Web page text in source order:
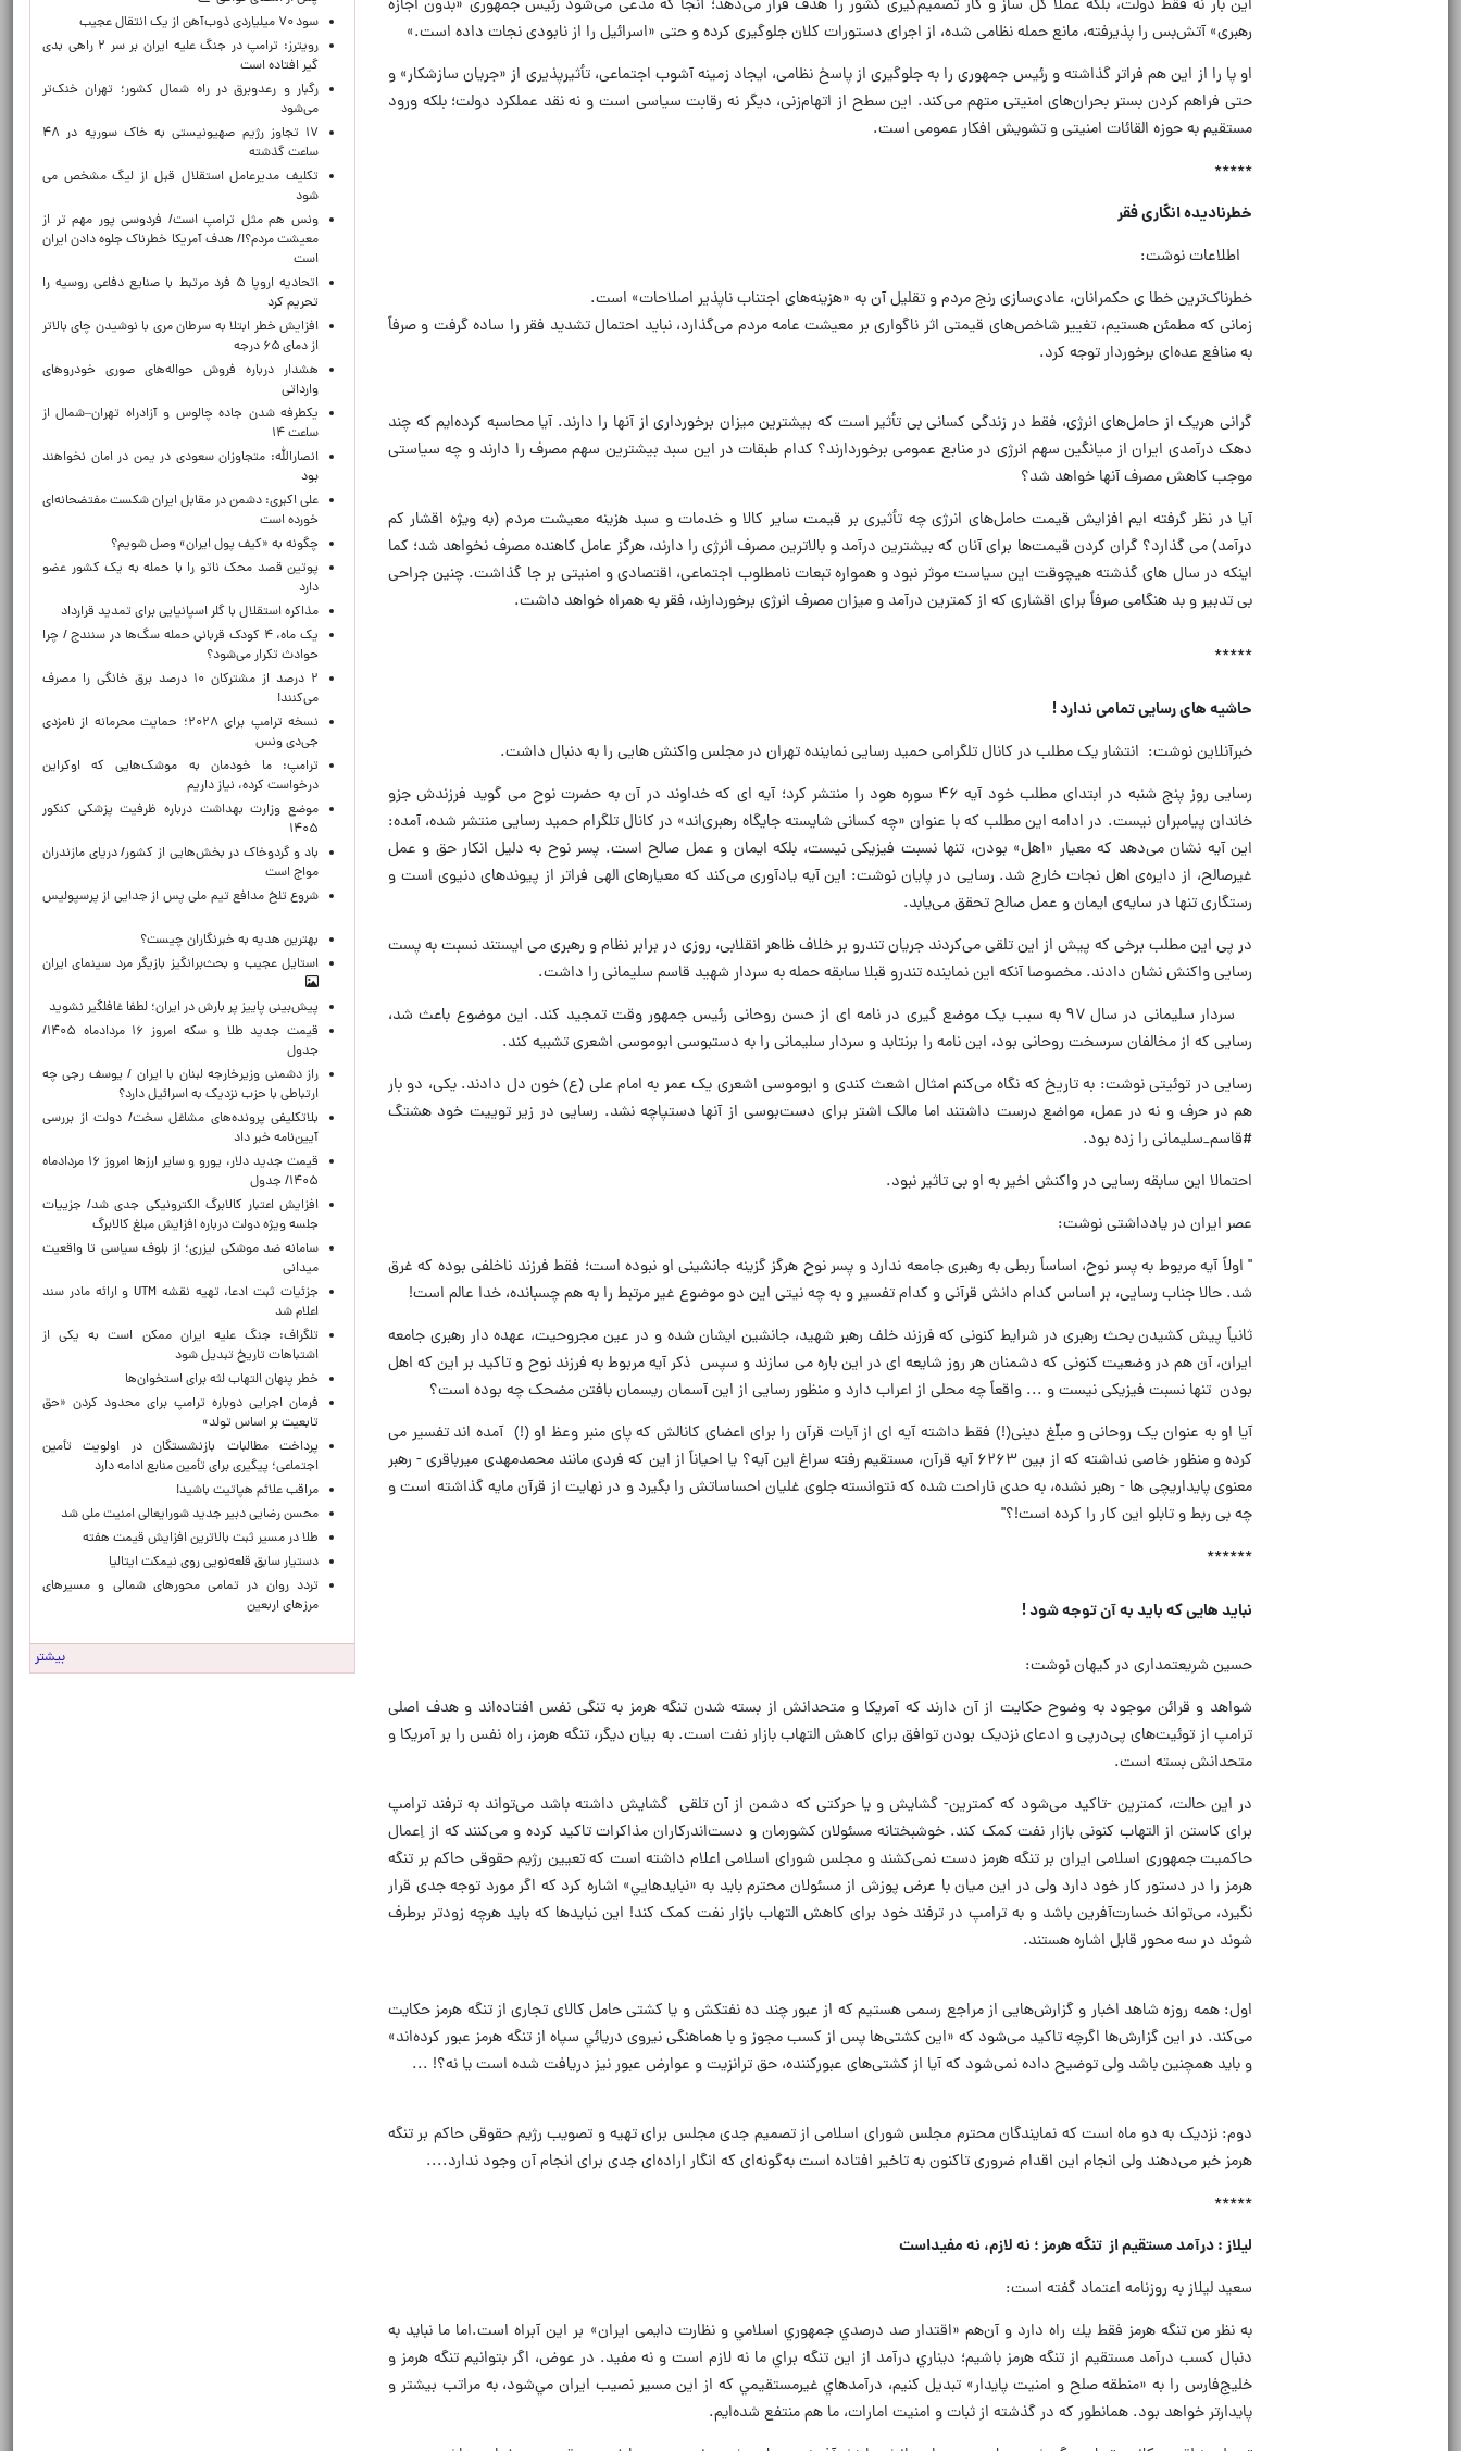
این بار نه فقط دولت، بلکه عملاً کل ساز و کار تصمیم‌گیری کشور را هدف قرار می‌دهد؛ آنجا که مدعی می‌شود رئیس جمهوری «بدون اجازه
رهبری» آتش‌بس را پذیرفته، مانع حمله نظامی شده، از اجرای دستورات کلان جلوگیری کرده و حتی «اسرائیل را از نابودی نجات داده است.»
او پا را از این هم فراتر گذاشته و رئیس جمهوری را به جلوگیری از پاسخ نظامی، ایجاد زمینه آشوب اجتماعی، تأثیرپذیری از «جریان سازشکار» و
حتی فراهم کردن بستر بحران‌های امنیتی متهم می‌کند. این سطح از اتهام‌زنی، دیگر نه رقابت سیاسی است و نه نقد عملکرد دولت؛ بلکه ورود
مستقیم به حوزه القائات امنیتی و تشویش افکار عمومی است.
*****
خطرنادیده انگاری فقر
اطلاعات نوشت:
خطرناک‌ترین خطا ی حکمرانان، عادی‌سازی رنج مردم و تقلیل آن به «هزینه‌های اجتناب ‌ناپذیر اصلاحات» است.
زمانی که مطمئن هستیم، تغییر شاخص‌های قیمتی اثر ناگواری بر معیشت عامه مردم می‌گذارد، نباید احتمال تشدید فقر را ساده گرفت و صرفاً
به منافع عده‌ای برخوردار توجه کرد.
گرانی هریک از حامل‌های انرژی، فقط در زندگی کسانی بی تأثیر است که بیشترین میزان برخورداری از آنها را دارند. آیا محاسبه کرده‌ایم که چند
دهک درآمدی ایران از میانگین سهم انرژی در منابع عمومی برخوردارند؟ کدام طبقات در این سبد بیشترین سهم مصرف را دارند و چه سیاستی
موجب کاهش مصرف آنها خواهد شد؟
آیا در نظر گرفته ایم افزایش قیمت حامل‌های انرژی چه تأثیری بر قیمت سایر کالا و خدمات و سبد هزینه معیشت مردم (به ویژه اقشار کم
درآمد) می گذارد؟ گران کردن قیمت‌ها برای آنان که بیشترین درآمد و بالاترین مصرف انرژی را دارند، هرگز عامل کاهنده مصرف نخواهد شد؛ کما
اینکه در سال های گذشته هیچوقت این سیاست موثر نبود و همواره تبعات نامطلوب اجتماعی، اقتصادی و امنیتی بر جا گذاشت. چنین جراحی
بی تدبیر و بد هنگامی صرفاً برای اقشاری که از کمترین درآمد و میزان مصرف انرژی برخوردارند، فقر به همراه خواهد داشت.
*****
حاشیه های رسایی تمامی ندارد !
خبرآنلاین نوشت: انتشار یک مطلب در کانال تلگرامی حمید رسایی نماینده تهران در مجلس واکنش هایی را به دنبال داشت.
رسایی روز پنج شنبه در ابتدای مطلب خود آیه ۴۶ سوره هود را منتشر کرد؛ آیه ای که خداوند در آن به حضرت نوح می گوید فرزندش جزو
خاندان پیامبران نیست. در ادامه این مطلب که با عنوان «چه کسانی شایسته جایگاه رهبری‌اند» در کانال تلگرام حمید رسایی منتشر شده، آمده:
این آیه نشان می‌دهد که معیار «اهل» بودن، تنها نسبت فیزیکی نیست، بلکه ایمان و عمل صالح است. پسر نوح به دلیل انکار حق و عمل
غیرصالح، از دایره‌ی اهل نجات خارج شد. رسایی در پایان نوشت: این آیه یادآوری می‌کند که معیارهای الهی فراتر از پیوندهای دنیوی است و
رستگاری تنها در سایه‌ی ایمان و عمل صالح تحقق می‌یابد.
در پی این مطلب برخی که پیش از این تلقی می‌کردند جریان تندرو بر خلاف ظاهر انقلابی، روزی در برابر نظام و رهبری می ایستند نسبت به پست
رسایی واکنش نشان دادند. مخصوصا آنکه این نماینده تندرو قبلا سابقه حمله به سردار شهید قاسم سلیمانی را داشت.
سردار سلیمانی در سال ۹۷ به سبب یک موضع گیری در نامه ای از حسن روحانی رئیس جمهور وقت تمجید کند. این موضوع باعث شد،
رسایی که از مخالفان سرسخت روحانی بود، این نامه را برنتابد و سردار سلیمانی را به دستبوسی ابوموسی اشعری تشبیه کند.
رسایی در توئیتی نوشت: به تاریخ که نگاه می‌کنم امثال اشعث کندی و ابوموسی اشعری یک عمر به امام علی (ع) خون دل دادند. یکی، دو بار
هم در حرف و نه در عمل، مواضع درست داشتند اما مالک‌ اشتر برای دست‌بوسی از آنها دستپاچه نشد. رسایی در زیر توییت خود هشتگ
#قاسم_سلیمانی را زده بود.
احتمالا این سابقه رسایی در واکنش اخیر به او بی تاثیر نبود.
عصر ایران در یادداشتی نوشت:
" اولاً آیه مربوط به پسر نوح، اساساً ربطی به رهبری جامعه ندارد و پسر نوح هرگز گزینه جانشینی او نبوده است؛ فقط فرزند ناخلفی بوده که غرق
شد. حالا جناب رسایی، بر اساس کدام دانش قرآنی و کدام تفسیر و به چه نیتی این دو موضوع غیر مرتبط را به هم چسبانده، خدا عالم است!
ثانیاً پیش کشیدن بحث رهبری در شرایط کنونی که فرزند خلف رهبر شهید، جانشین ایشان شده و در عین مجروحیت، عهده دار رهبری جامعه
ایران، آن هم در وضعیت کنونی که دشمنان هر روز شایعه ای در این باره می سازند و سپس ذکر آیه مربوط به فرزند نوح و تاکید بر این که اهل
بودن تنها نسبت فیزیکی نیست و ... واقعاً چه محلی از اعراب دارد و منظور رسایی از این آسمان ریسمان بافتن مضحک چه بوده است؟
آیا او به عنوان یک روحانی و مبلّغ دینی(!) فقط داشته آیه ای از آیات قرآن را برای اعضای کانالش که پای منبر وعظ او (!) آمده اند تفسیر می
کرده و منظور خاصی نداشته که از بین ۶۲۶۳ آیه قرآن، مستقیم رفته سراغ این آیه؟ یا احیاناً از این که فردی مانند محمدمهدی میرباقری - رهبر
معنوی پایداریچی ها - رهبر نشده، به حدی ناراحت شده که نتوانسته جلوی غلیان احساساتش را بگیرد و در نهایت از قرآن مایه گذاشته است و
چه بی ربط و تابلو این کار را کرده است!؟"
******
نباید هایی که باید به آن توجه شود !
حسین شریعتمداری در کیهان نوشت:
شواهد و قرائن موجود به وضوح حکایت از آن دارند که آمریکا و متحدانش از بسته شدن تنگه هرمز به تنگی نفس افتاده‌اند و هدف اصلی
ترامپ از توئیت‌های پی‌درپی و ادعای نزدیک بودن توافق برای کاهش التهاب بازار نفت است. به بیان دیگر، تنگه هرمز، راه نفس را بر آمریکا و
متحدانش بسته است.
در این حالت، کمترین -تاکید می‌شود که کمترین- گشایش و یا حرکتی که دشمن از آن تلقی گشایش داشته باشد می‌تواند به ترفند ترامپ
برای کاستن از التهاب کنونی بازار نفت کمک کند. خوشبختانه مسئولان کشورمان و دست‌اندرکاران مذاکرات تاکید کرده و می‌کنند که از اِعمال
حاکمیت جمهوری اسلامی ایران بر تنگه هرمز دست نمی‌کشند و مجلس شورای اسلامی اعلام داشته است که تعیین رژیم حقوقی حاکم بر تنگه
هرمز را در دستور کار خود دارد ولی در این میان با عرض پوزش از مسئولان محترم باید به «نبایدهایي» اشاره کرد که اگر مورد توجه جدی قرار
نگیرد، می‌تواند خسارت‌آفرین باشد و به ترامپ در ترفند خود برای کاهش التهاب بازار نفت کمک کند! این نبایدها که باید هرچه زودتر برطرف
شوند در سه محور قابل اشاره هستند.
اول: همه روزه شاهد اخبار و گزارش‌هایی از مراجع رسمی هستیم که از عبور چند ده نفتکش و یا کشتی حامل کالای تجاری از تنگه هرمز حکایت
می‌کند. در این گزارش‌ها اگرچه تاکید می‌شود که «‌این کشتی‌ها پس از کسب مجوز و با هماهنگی نیروی دریائي سپاه از تنگه هرمز عبور کرده‌اند‌»
و باید همچنین باشد ولی توضیح داده نمی‌شود که آیا از کشتی‌های عبور‌کننده، حق ترانزیت و عوارض عبور نیز دریافت شده است یا نه؟! ...
دوم: نزدیک به دو ماه است که نمایندگان محترم مجلس شورای اسلامی از تصمیم جدی مجلس برای تهیه و تصویب رژیم حقوقی حاکم بر تنگه
هرمز خبر می‌دهند ولی انجام این اقدام ضروری تاکنون به تاخیر افتاده است به‌گونه‌ای که انگار اراده‌ای جدی برای انجام آن وجود ندارد.‌...
*****
لیلاز : درآمد مستقیم از تنگه هرمز ؛ نه لازم، نه مفيداست
سعید لیلاز به روزنامه اعتماد گفته است:
به نظر من تنگه هرمز فقط يك راه دارد و آن‌هم «اقتدار صد درصدي جمهوري اسلامي و نظارت دايمی ايران» بر اين آبراه است.اما ما نبايد به
‌دنبال كسب درآمد مستقيم از تنگه هرمز باشيم؛ ديناري درآمد از اين تنگه براي ما نه لازم است و نه مفيد. در عوض، اگر بتوانيم تنگه هرمز و
خليج‌فارس را به «منطقه صلح و امنيت پايدار» تبديل كنيم، درآمدهاي غيرمستقيمي كه از اين مسير نصيب ايران مي‌شود، به مراتب بيشتر و
پايدارتر خواهد بود. همانطور كه در گذشته از ثبات و امنيت امارات، ما هم منتفع شده‌ايم.
سود ۷۰ میلیاردی ذوب‌آهن از یک انتقال عجیب
رویترز: ترامپ در جنگ علیه ایران بر سر ۲ راهی بدی
گیر افتاده است
رگبار و رعدوبرق در راه شمال کشور؛ تهران خنک‌تر
می‌شود
۱۷ تجاوز رژیم صهیونیستی به خاک سوریه در ۴۸
ساعت گذشته
تکلیف مدیرعامل استقلال قبل از لیگ مشخص می
شود
ونس هم مثل ترامپ است/ فردوسی پور مهم تر از
معیشت مردم؟!/ هدف آمریکا خطرناک جلوه دادن ایران
است
اتحادیه اروپا ۵ فرد مرتبط با صنایع دفاعی روسیه را
تحریم کرد
افزایش خطر ابتلا به سرطان مری با نوشیدن چای بالاتر
از دمای ۶۵ درجه
هشدار درباره فروش حواله‌های صوری خودروهای
وارداتی
یکطرفه شدن جاده چالوس و آزادراه تهران–شمال از
ساعت ۱۴
انصارالله: متجاوزان سعودی در یمن در امان نخواهند
بود
علی اکبری: دشمن در مقابل ایران شکست مفتضحانه‌ای
خورده است
چگونه به «کیف پول ایران» وصل شویم؟
پوتین قصد محک ناتو را با حمله به یک کشور عضو
دارد
مذاکره استقلال با گلر اسپانیایی برای تمدید قرارداد
یک ماه، ۴ کودک قربانی حمله سگ‌ها در سنندج / چرا
حوادث تکرار می‌شود؟
۲ درصد از مشترکان ۱۰ درصد برق خانگی را مصرف
می‌کنند!
نسخه ترامپ برای ۲۰۲۸؛ حمایت محرمانه از نامزدی
جی‌دی ونس
ترامپ: ما خودمان به موشک‌هایی که اوکراین
درخواست کرده، نیاز داریم
موضع وزارت بهداشت درباره ظرفیت پزشکی کنکور
۱۴۰۵
باد و گردوخاک در بخش‌هایی از کشور/ دریای مازندران
مواج است
شروع تلخ مدافع تیم ملی پس از جدایی از پرسپولیس
بهترین هدیه به خبرنگاران چیست؟
استایل عجیب و بحث‌برانگیز بازیگر مرد سینمای ایران
پیش‌بینی پاییز پر بارش در ایران؛ لطفا غافلگیر نشوید
قیمت جدید طلا و سکه امروز ۱۶ مردادماه ۱۴۰۵/
جدول
راز دشمنی وزیرخارجه لبنان با ایران / یوسف رجی چه
ارتباطی با حزب نزدیک به اسرائیل دارد؟
بلاتکلیفی پرونده‌های مشاغل سخت/ دولت از بررسی
آیین‌نامه خبر داد
قیمت جدید دلار، یورو و سایر ارزها امروز ۱۶ مردادماه
۱۴۰۵/ جدول
افزایش اعتبار کالابرگ الکترونیکی جدی شد/ جزییات
جلسه ویژه دولت درباره افزایش مبلغ کالابرگ
سامانه ضد موشکی لیزری؛ از بلوف سیاسی تا واقعیت
میدانی
جزئیات ثبت ادعا، تهیه نقشه UTM و ارائه مادر سند
اعلام شد
تلگراف: جنگ علیه ایران ممکن است به یکی از
اشتباهات تاریخ تبدیل شود
خطر پنهان التهاب لثه برای استخوان‌ها
فرمان اجرایی دوباره ترامپ برای محدود کردن «حق
تابعیت بر اساس تولد»
پرداخت مطالبات بازنشستگان در اولویت تأمین
اجتماعی؛ پیگیری برای تأمین منابع ادامه دارد
مراقب علائم هپاتیت باشید!
محسن رضایی دبیر جدید شورایعالی امنیت ملی شد
طلا در مسیر ثبت بالاترین افزایش قیمت هفته
دستیار سابق قلعه‌نویی روی نیمکت ایتالیا
تردد روان در تمامی محورهای شمالی و مسیرهای
مرزهای اربعین
بیشتر